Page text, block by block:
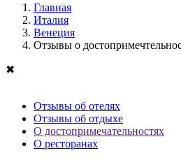
Главная
Италия
Венеция
Отзывы о
✖
Отзывы об отелях
Отзывы об отдыхе
О достопримечательностях
О ресторанах